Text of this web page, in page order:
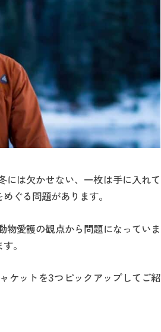
は欠かせない、一枚は手に入れて
ぐる問題があります。
物愛護の観点から問題になっていま
。
ケットを3つピックアップしてご紹